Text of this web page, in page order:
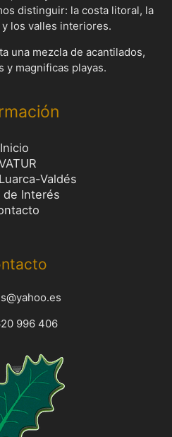
distinguir: la costa litoral, la
los valles interiores.
una mezcla de acantilados,
y magnificas playas.
Inicio
Valdés
de Interés
996 406